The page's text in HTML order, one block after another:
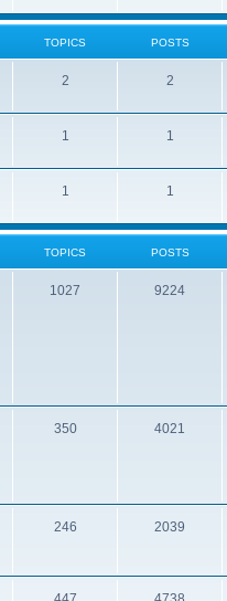
TOPICS POSTS
2 2
1 1
1 1
TOPICS POSTS
1027 9224
350 4021
246 2039